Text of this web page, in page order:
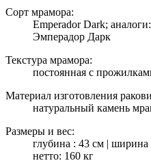
Сорт мрамора:
Emperador Dark;
Эмперадор Дарк
Текстура мрамора:
постоянная с
Материал изготовления
натуральный камень
Размеры и вес:
глубина : 43 см |
нетто: 160 кг